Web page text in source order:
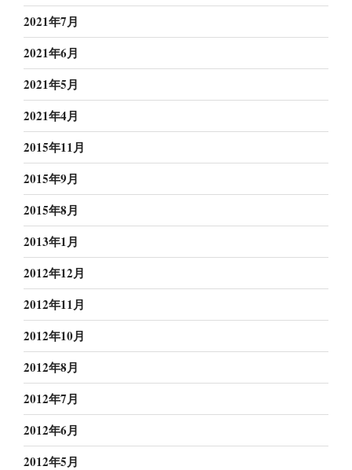
2021年7月
2021年6月
2021年5月
2021年4月
2015年11月
2015年9月
2015年8月
2013年1月
2012年12月
2012年11月
2012年10月
2012年8月
2012年7月
2012年6月
2012年5月